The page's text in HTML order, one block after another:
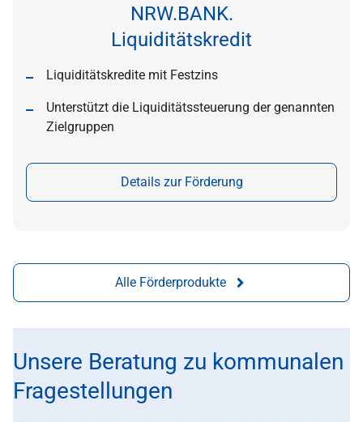
NRW.BANK.
Liquiditätskredit
Liquiditätskredite mit Festzins
Unterstützt die Liquiditätssteuerung der genannten
Zielgruppen
Details zur Förderung
Alle Förderprodukte
Unsere Beratung zu kommunalen
Fragestellungen